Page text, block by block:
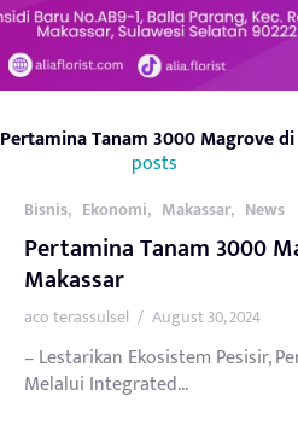
Pertamina Tanam 3000 Magrove
posts
Bisnis, Ekonomi, Makassar, News
Pertamina Tanam 3000
Makassar
aco terassulsel / August 30, 2024
– Lestarikan Ekosistem Pesisir,
Melalui Integrated...